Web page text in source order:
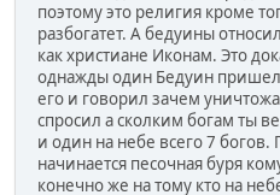
поэтому это религия кроме
разбогатет. А бедуины
как христиане Иконам. Это
однажды один Бедуин пришел
его и говорил зачем
спросил а сколким богам ты
и один на небе всего 7 богов.
начинается песочная буря
конечно же на тому кто на